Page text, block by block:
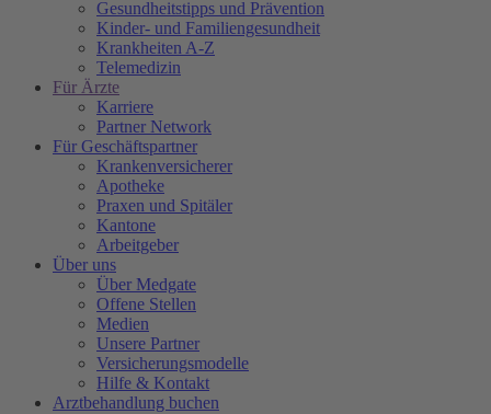
Gesundheitstipps und Prävention
Kinder- und Familiengesundheit
Krankheiten A-Z
Telemedizin
Für Ärzte
Karriere
Partner Network
Für Geschäftspartner
Krankenversicherer
Apotheke
Praxen und Spitäler
Kantone
Arbeitgeber
Über uns
Über Medgate
Offene Stellen
Medien
Unsere Partner
Versicherungsmodelle
Hilfe & Kontakt
Arztbehandlung buchen